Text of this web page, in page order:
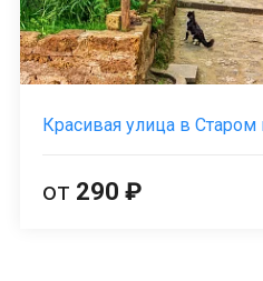
Красивая улица в Старом
от 290 ₽